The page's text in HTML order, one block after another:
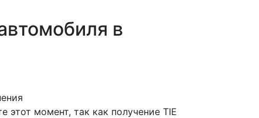
в
этот момент, так как получение TIE